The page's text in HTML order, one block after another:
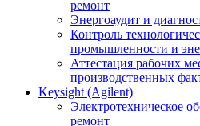
ремонт
Энергоаудит и
Контроль
промышленности и
Аттестация рабочих
производственных
Keysight (Agilent)
Электротехническое
ремонт